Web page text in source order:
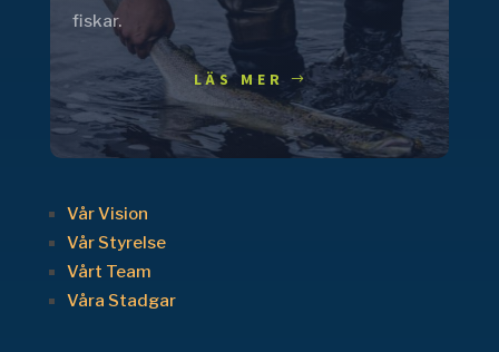
fiskar.
LÄS MER
Vår Vision
Vår Styrelse
Vårt Team
Våra Stadgar